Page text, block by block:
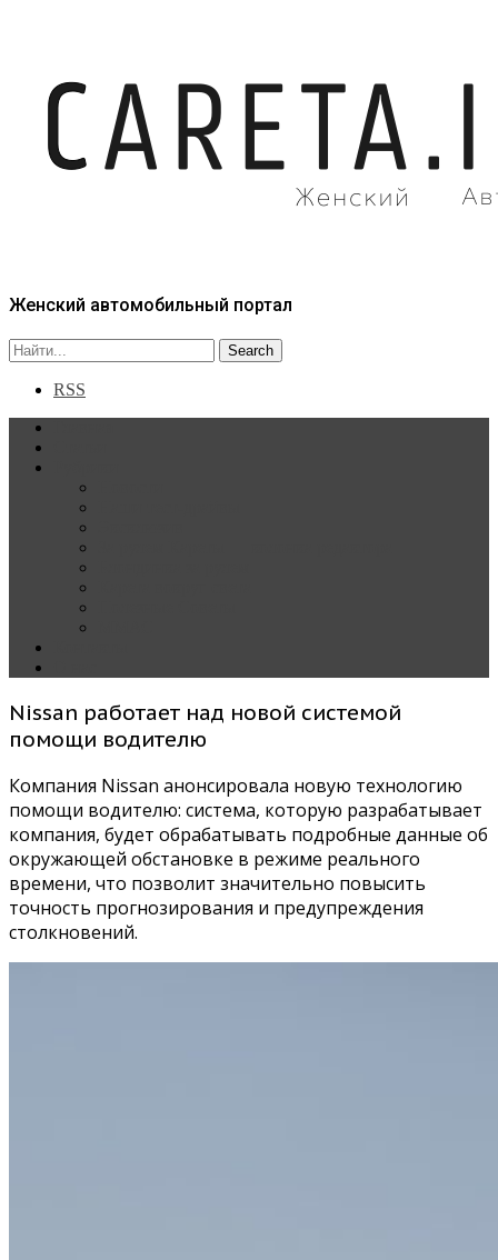
Женский автомобильный портал
RSS
Nissan работает над новой системой
помощи водителю
Компания Nissan анонсировала новую технологию
помощи водителю: система, которую разрабатывает
компания, будет обрабатывать подробные данные об
окружающей обстановке в режиме реального
времени, что позволит значительно повысить
точность прогнозирования и предупреждения
столкновений.